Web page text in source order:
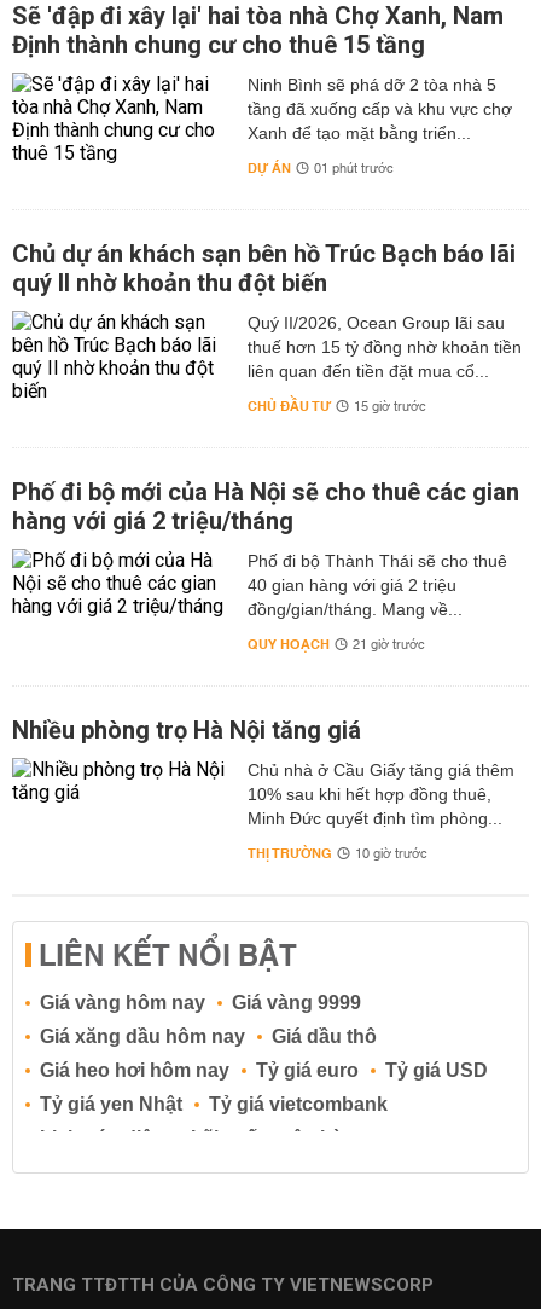
Sẽ 'đập đi xây lại' hai tòa nhà Chợ Xanh, Nam
Định thành chung cư cho thuê 15 tầng
Ninh Bình sẽ phá dỡ 2 tòa nhà 5
tầng đã xuống cấp và khu vực chợ
Xanh để tạo mặt bằng triển...
DỰ ÁN 01 phút trước
Chủ dự án khách sạn bên hồ Trúc Bạch báo lãi
quý II nhờ khoản thu đột biến
Quý II/2026, Ocean Group lãi sau
thuế hơn 15 tỷ đồng nhờ khoản tiền
liên quan đến tiền đặt mua cổ...
CHỦ ĐẦU TƯ 15 giờ trước
Phố đi bộ mới của Hà Nội sẽ cho thuê các gian
hàng với giá 2 triệu/tháng
Phố đi bộ Thành Thái sẽ cho thuê
40 gian hàng với giá 2 triệu
đồng/gian/tháng. Mang về...
QUY HOẠCH 21 giờ trước
Nhiều phòng trọ Hà Nội tăng giá
Chủ nhà ở Cầu Giấy tăng giá thêm
10% sau khi hết hợp đồng thuê,
Minh Đức quyết định tìm phòng...
THỊ TRƯỜNG 10 giờ trước
LIÊN KẾT NỔI BẬT
Giá vàng hôm nay
Giá vàng 9999
Giá xăng dầu hôm nay
Giá dầu thô
Giá heo hơi hôm nay
Tỷ giá euro
Tỷ giá USD
Tỷ giá yen Nhật
Tỷ giá vietcombank
Lịch cúp điện
Lãi suất ngân hàng
Lãi suất tiết kiệm
Lãi suất tiền gửi
Lãi suất ngân hàng BIDV
TRANG TTĐTTH CỦA CÔNG TY VIETNEWSCORP